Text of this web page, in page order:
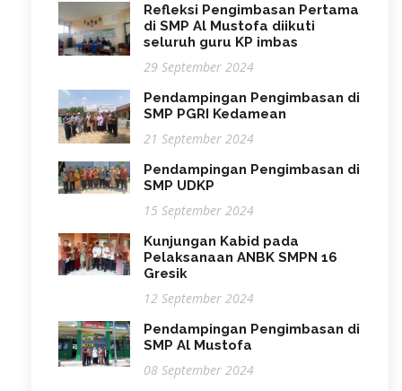
Refleksi Pengimbasan Pertama
di SMP Al Mustofa diikuti
seluruh guru KP imbas
29 September 2024
Pendampingan Pengimbasan di
SMP PGRI Kedamean
21 September 2024
Pendampingan Pengimbasan di
SMP UDKP
15 September 2024
Kunjungan Kabid pada
Pelaksanaan ANBK SMPN 16
Gresik
12 September 2024
Pendampingan Pengimbasan di
SMP Al Mustofa
08 September 2024